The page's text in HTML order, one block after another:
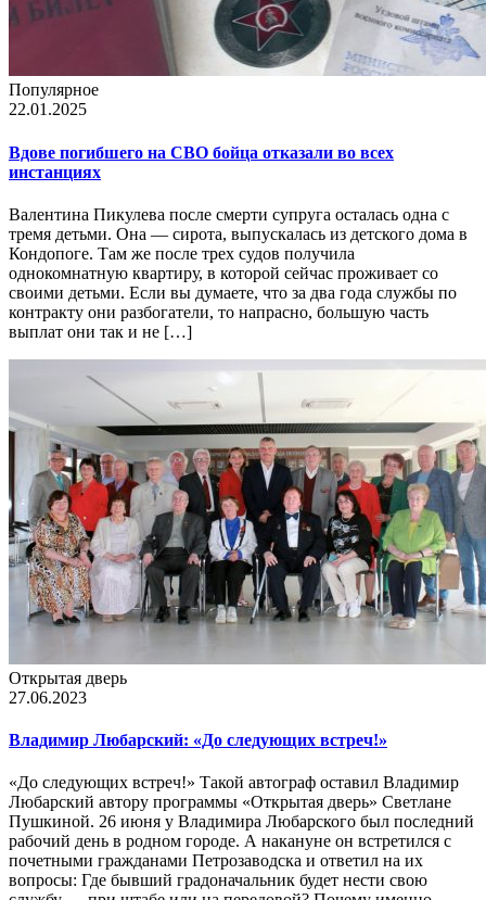
Популярное
22.01.2025
Вдове погибшего на СВО бойца отказали во всех
инстанциях
Валентина Пикулева после смерти супруга осталась одна с
тремя детьми. Она — сирота, выпускалась из детского дома в
Кондопоге. Там же после трех судов получила
однокомнатную квартиру, в которой сейчас проживает со
своими детьми. Если вы думаете, что за два года службы по
контракту они разбогатели, то напрасно, большую часть
выплат они так и не […]
Открытая дверь
27.06.2023
Владимир Любарский: «До следующих встреч!»
«До следующих встреч!» Такой автограф оставил Владимир
Любарский автору программы «Открытая дверь» Светлане
Пушкиной. 26 июня у Владимира Любарского был последний
рабочий день в родном городе. А накануне он встретился с
почетными гражданами Петрозаводска и ответил на их
вопросы: Где бывший градоначальник будет нести свою